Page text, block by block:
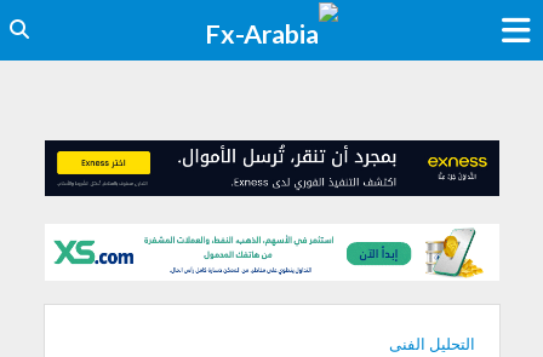
التحليل الفنى